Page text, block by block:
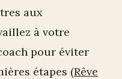
aux
à votre
pour éviter
étapes (Rêve